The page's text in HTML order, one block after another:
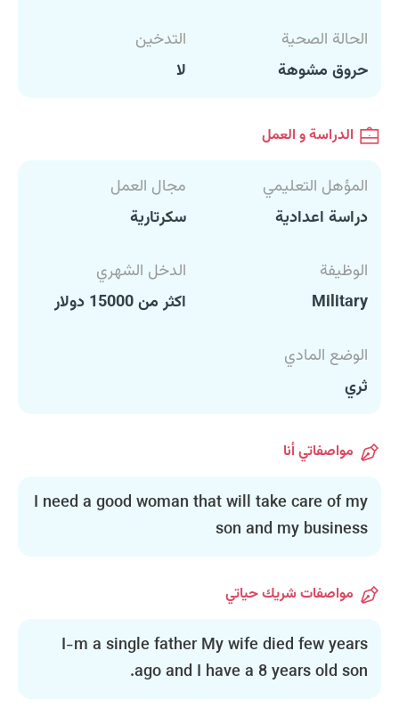
الحالة الصحية
حروق مشوهة
التدخين
لا
الدراسة و العمل
المؤهل التعليمي
دراسة اعدادية
مجال العمل
سكرتارية
الوظيفة
Military
الدخل الشهري
اكثر من 15000 دولار
الوضع المادي
ثري
مواصفاتي أنا
I need a good woman that will take care of my
son and my business
مواصفات شريك حياتي
I-m a single father My wife died few years
ago and I have a 8 years old son.